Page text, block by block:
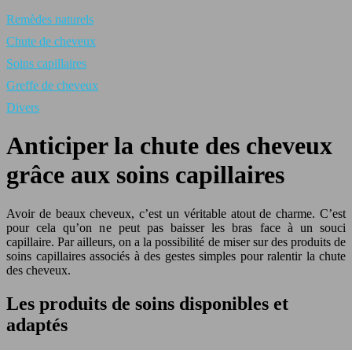
Remèdes naturels
Chute de cheveux
Soins capillaires
Greffe de cheveux
Divers
Anticiper la chute des cheveux
grâce aux soins capillaires
Avoir de beaux cheveux, c’est un véritable atout de charme. C’est
pour cela qu’on ne peut pas baisser les bras face à un souci
capillaire. Par ailleurs, on a la possibilité de miser sur des produits de
soins capillaires associés à des gestes simples pour ralentir la chute
des cheveux.
Les produits de soins disponibles et
adaptés